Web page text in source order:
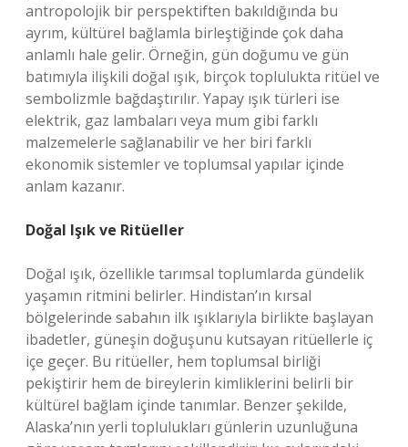
antropolojik bir perspektiften bakıldığında bu
ayrım, kültürel bağlamla birleştiğinde çok daha
anlamlı hale gelir. Örneğin, gün doğumu ve gün
batımıyla ilişkili doğal ışık, birçok toplulukta ritüel ve
sembolizmle bağdaştırılır. Yapay ışık türleri ise
elektrik, gaz lambaları veya mum gibi farklı
malzemelerle sağlanabilir ve her biri farklı
ekonomik sistemler ve toplumsal yapılar içinde
anlam kazanır.
Doğal Işık ve Ritüeller
Doğal ışık, özellikle tarımsal toplumlarda gündelik
yaşamın ritmini belirler. Hindistan’ın kırsal
bölgelerinde sabahın ilk ışıklarıyla birlikte başlayan
ibadetler, güneşin doğuşunu kutsayan ritüellerle iç
içe geçer. Bu ritüeller, hem toplumsal birliği
pekiştirir hem de bireylerin kimliklerini belirli bir
kültürel bağlam içinde tanımlar. Benzer şekilde,
Alaska’nın yerli toplulukları günlerin uzunluğuna